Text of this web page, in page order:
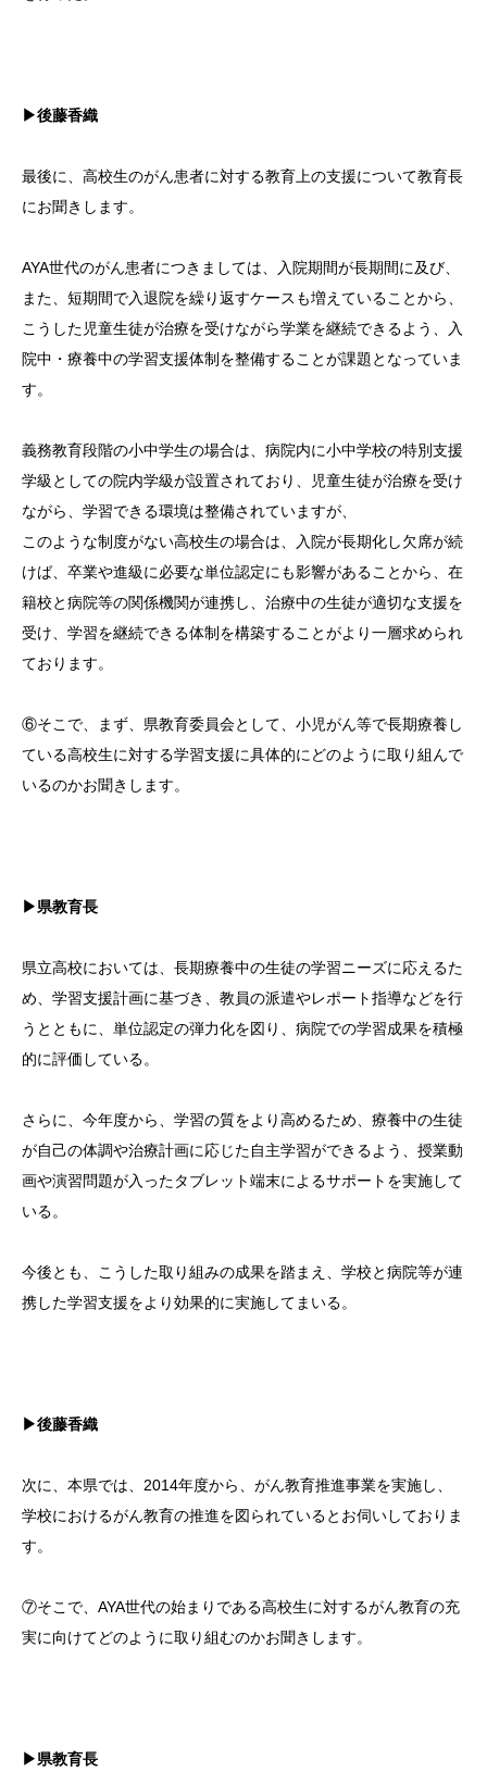
▶後藤香織
最後に、高校生のがん患者に対する教育上の支援について教育長
にお聞きします。
AYA世代のがん患者につきましては、入院期間が長期間に及び、
また、短期間で入退院を繰り返すケースも増えていることから、
こうした児童生徒が治療を受けながら学業を継続できるよう、入
院中・療養中の学習支援体制を整備することが課題となっていま
す。
義務教育段階の小中学生の場合は、病院内に小中学校の特別支援
学級としての院内学級が設置されており、児童生徒が治療を受け
ながら、学習できる環境は整備されていますが、
このような制度がない高校生の場合は、入院が長期化し欠席が続
けば、卒業や進級に必要な単位認定にも影響があることから、在
籍校と病院等の関係機関が連携し、治療中の生徒が適切な支援を
受け、学習を継続できる体制を構築することがより一層求められ
ております。
⑥そこで、まず、県教育委員会として、小児がん等で長期療養し
ている高校生に対する学習支援に具体的にどのように取り組んで
いるのかお聞きします。
▶県教育長
県立高校においては、長期療養中の生徒の学習ニーズに応えるた
め、学習支援計画に基づき、教員の派遣やレポート指導などを行
うとともに、単位認定の弾力化を図り、病院での学習成果を積極
的に評価している。
さらに、今年度から、学習の質をより高めるため、療養中の生徒
が自己の体調や治療計画に応じた自主学習ができるよう、授業動
画や演習問題が入ったタブレット端末によるサポートを実施して
いる。
今後とも、こうした取り組みの成果を踏まえ、学校と病院等が連
携した学習支援をより効果的に実施してまいる。
▶後藤香織
次に、本県では、2014年度から、がん教育推進事業を実施し、
学校におけるがん教育の推進を図られているとお伺いしておりま
す。
⑦そこで、AYA世代の始まりである高校生に対するがん教育の充
実に向けてどのように取り組むのかお聞きします。
▶県教育長